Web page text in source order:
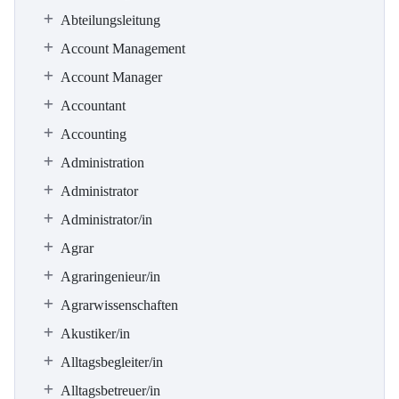
Abteilungsleitung
Account Management
Account Manager
Accountant
Accounting
Administration
Administrator
Administrator/in
Agrar
Agraringenieur/in
Agrarwissenschaften
Akustiker/in
Alltagsbegleiter/in
Alltagsbetreuer/in